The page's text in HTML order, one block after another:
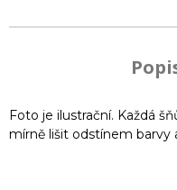
Foto je ilustrační. Každá
mírně lišit odstínem barvy